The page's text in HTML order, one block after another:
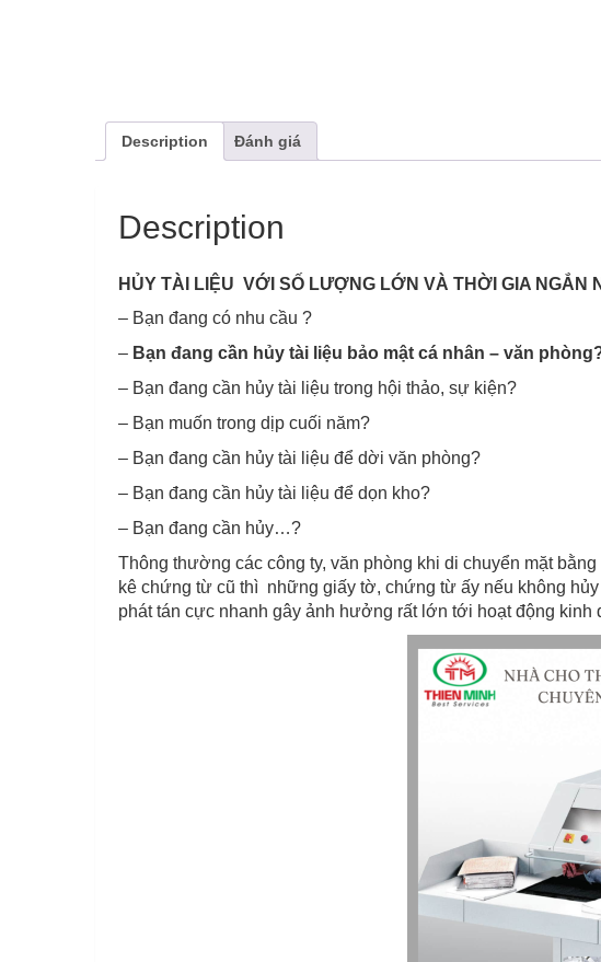
Description Đánh giá
Description
HỦY TÀI LIỆU VỚI SỐ LƯỢNG LỚN VÀ THỜI GIA NGẮN
– Bạn đang có nhu cầu ?
– Bạn đang cần hủy tài liệu bảo mật cá nhân – văn
– Bạn đang cần hủy tài liệu trong hội thảo, sự kiện?
– Bạn muốn trong dịp cuối năm?
– Bạn đang cần hủy tài liệu để dời văn phòng?
– Bạn đang cần hủy tài liệu để dọn kho?
– Bạn đang cần hủy…?
Thông thường các công ty, văn phòng khi di chuyển mặt
kê chứng từ cũ thì những giấy tờ, chứng từ ấy nếu không
phát tán cực nhanh gây ảnh hưởng rất lớn tới hoạt động